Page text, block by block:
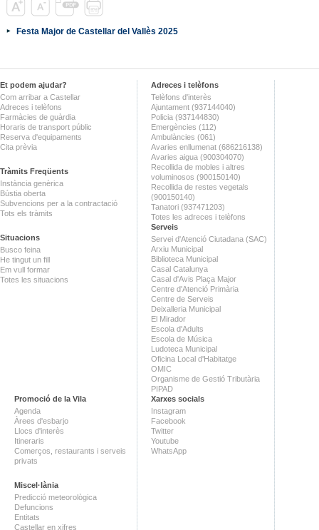
Festa Major de Castellar del Vallès 2025
Et podem ajudar?
Com arribar a Castellar
Adreces i telèfons
Farmàcies de guàrdia
Horaris de transport públic
Reserva d'equipaments
Cita prèvia
Tràmits Freqüents
Instància genèrica
Bústia oberta
Subvencions per a la contractació
Tots els tràmits
Situacions
Busco feina
He tingut un fill
Em vull formar
Totes les situacions
Adreces i telèfons
Telèfons d'interès
Ajuntament (937144040)
Policia (937144830)
Emergències (112)
Ambulàncies (061)
Avaries enllumenat (686216138)
Avaries aigua (900304070)
Recollida de mobles i altres
voluminosos (900150140)
Recollida de restes vegetals
(900150140)
Tanatori (937471203)
Totes les adreces i telèfons
Serveis
Servei d'Atenció Ciutadana (SAC)
Arxiu Municipal
Biblioteca Municipal
Casal Catalunya
Casal d'Avis Plaça Major
Centre d'Atenció Primària
Centre de Serveis
Deixalleria Municipal
El Mirador
Escola d'Adults
Escola de Música
Ludoteca Municipal
Oficina Local d'Habitatge
OMIC
Organisme de Gestió Tributària
PIPAD
Promoció de la Vila
Agenda
Àrees d'esbarjo
Llocs d'interès
Itineraris
Comerços, restaurants i serveis
privats
Miscel·lània
Predicció meteorològica
Defuncions
Entitats
Castellar en xifres
Xarxes socials
Instagram
Facebook
Twitter
Youtube
WhatsApp